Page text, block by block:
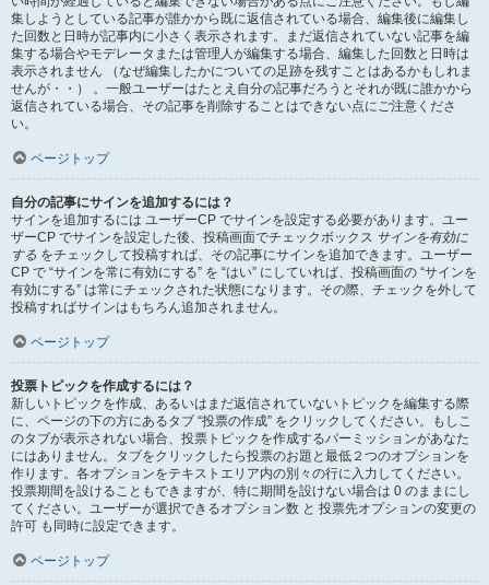
集しようとしている記事が誰かから既に返信されている場合、編集後に編集し
た回数と日時が記事内に小さく表示されます。まだ返信されていない記事を編
集する場合やモデレータまたは管理人が編集する場合、編集した回数と日時は
表示されません （なぜ編集したかについての足跡を残すことはあるかもしれま
せんが・・） 。一般ユーザーはたとえ自分の記事だろうとそれが既に誰かから
返信されている場合、その記事を削除することはできない点にご注意くださ
い。
ページトップ
自分の記事にサインを追加するには？
サインを追加するには ユーザーCP でサインを設定する必要があります。ユー
ザーCP でサインを設定した後、投稿画面でチェックボックス サインを有効に
する をチェックして投稿すれば、その記事にサインを追加できます。ユーザー
CP で “サインを常に有効にする” を “はい” にしていれば、投稿画面の “サインを
有効にする” は常にチェックされた状態になります。その際、チェックを外して
投稿すればサインはもちろん追加されません。
ページトップ
投票トピックを作成するには？
新しいトピックを作成、あるいはまだ返信されていないトピックを編集する際
に、ページの下の方にあるタブ “投票の作成” をクリックしてください。もしこ
のタブが表示されない場合、投票トピックを作成するパーミッションがあなた
にはありません。タブをクリックしたら投票のお題と最低２つのオプションを
作ります。各オプションをテキストエリア内の別々の行に入力してください。
投票期間を設けることもできますが、特に期間を設けない場合は 0 のままにし
てください。ユーザーが選択できるオプション数 と 投票先オプションの変更の
許可 も同時に設定できます。
ページトップ